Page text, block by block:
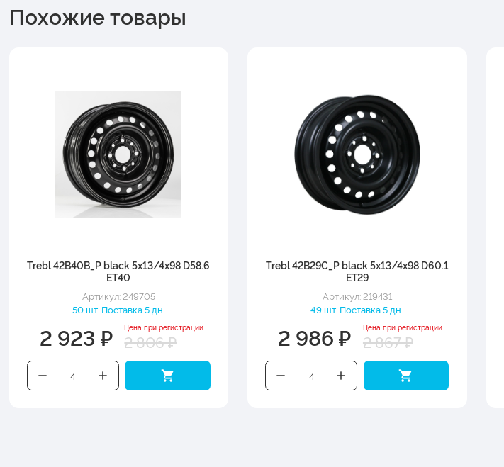
Похожие товары
Trebl 42B40B_P black 5x13/4x98 D58.6
ET40
Артикул: 249705
50 шт. Поставка 5 дн.
2 923 ₽ Цена при регистрации
2 806 ₽
Trebl 42B29C_P black 5x13/4x98 D60.1
ET29
Артикул: 219431
49 шт. Поставка 5 дн.
2 986 ₽ Цена при регистрации
2 867 ₽